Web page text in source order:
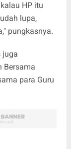
HP itu
lupa,
pungkasnya.
juga
Bersama
para Guru